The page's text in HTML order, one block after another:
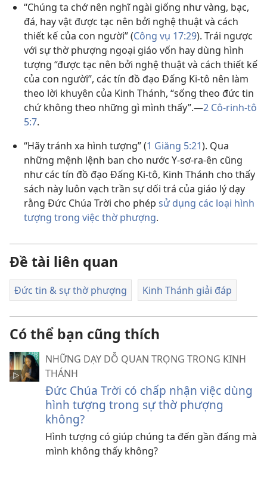
“Chúng ta chớ nên nghĩ ngài giống như vàng, bạc,
đá, hay vật được tạc nên bởi nghệ thuật và cách
thiết kế của con người” (Công vụ 17:29). Trái ngược
với sự thờ phượng ngoại giáo vốn hay dùng hình
tượng “được tạc nên bởi nghệ thuật và cách thiết kế
của con người”, các tín đồ đạo Đấng Ki-tô nên làm
theo lời khuyên của Kinh Thánh, “sống theo đức tin
chứ không theo những gì mình thấy”.​—2 Cô-rinh-tô
5:7.
“Hãy tránh xa hình tượng” (1 Giăng 5:​21). Qua
những mệnh lệnh ban cho nước Y-sơ-ra-ên cũng
như các tín đồ đạo Đấng Ki-tô, Kinh Thánh cho thấy
sách này luôn vạch trần sự dối trá của giáo lý dạy
rằng Đức Chúa Trời cho phép sử dụng các loại hình
tượng trong việc thờ phượng.
Đề tài liên quan
Đức tin & sự thờ phượng Kinh Thánh giải đáp
Có thể bạn cũng thích
NHỮNG DẠY DỖ QUAN TRỌNG TRONG KINH
THÁNH
Đức Chúa Trời có chấp nhận việc dùng
hình tượng trong sự thờ phượng
không?
Hình tượng có giúp chúng ta đến gần đấng mà
mình không thấy không?